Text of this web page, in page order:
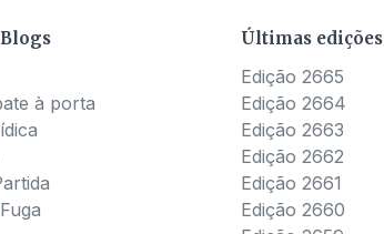
à porta
Últimas edições
Edição 2665
Edição 2664
Edição 2663
Edição 2662
Edição 2661
Edição 2660